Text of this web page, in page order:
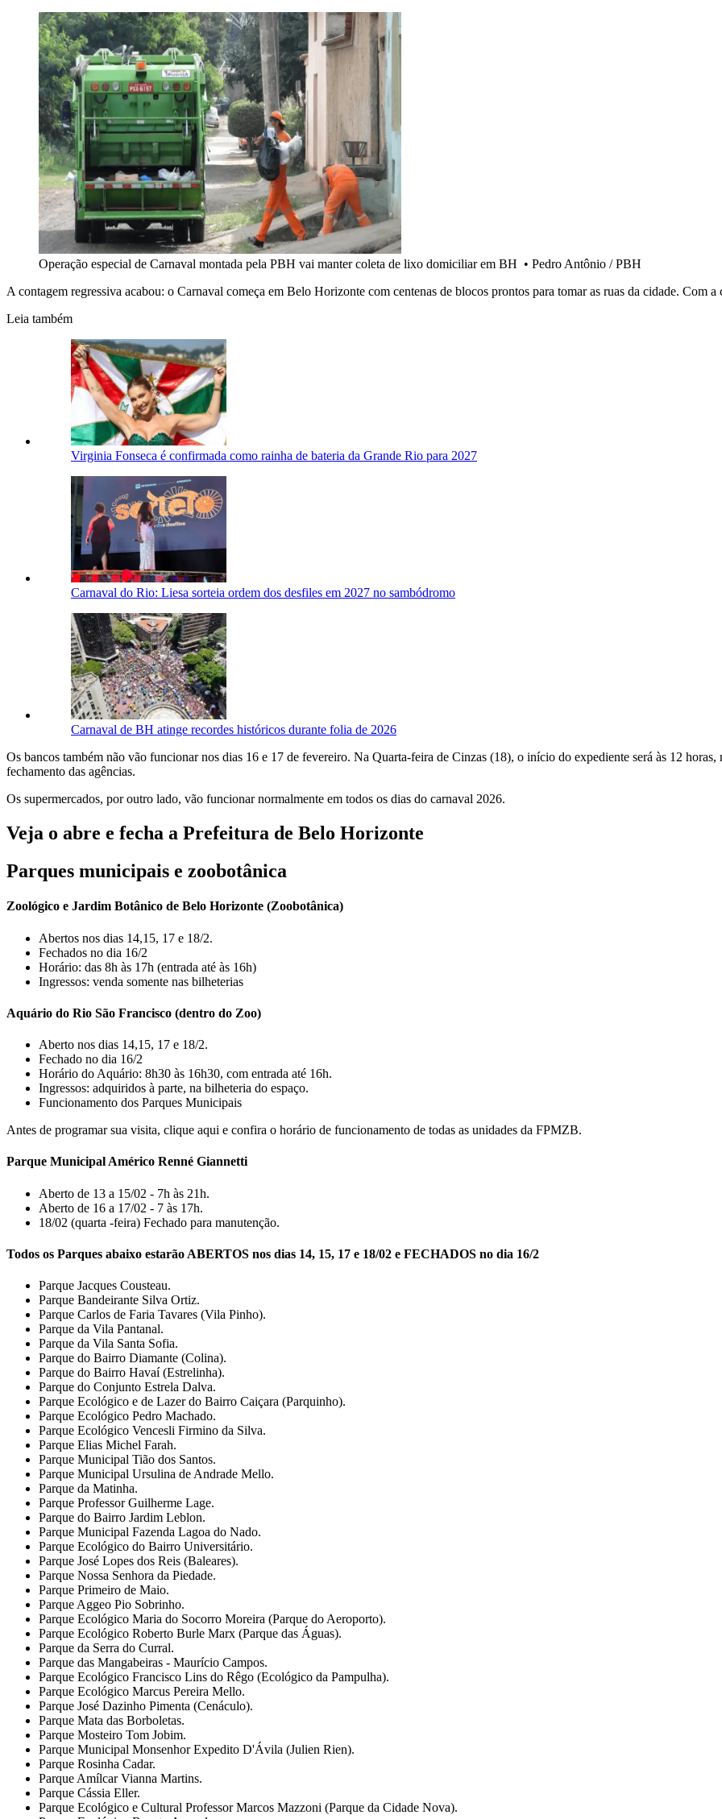
Operação especial de Carnaval montada pela PBH vai manter coleta de lixo domiciliar em BH • Pedro Antônio / PBH
A contagem regressiva acabou: o Carnaval começa em Belo Horizonte com centenas de blocos prontos para tomar as ruas da cidade. Com
Leia também
Virginia Fonseca é confirmada como rainha de bateria da Grande Rio para 2027
Carnaval do Rio: Liesa sorteia ordem dos desfiles em 2027 no sambódromo
Carnaval de BH atinge recordes históricos durante folia de 2026
Os bancos também não vão funcionar nos dias 16 e 17 de fevereiro. Na Quarta-feira de Cinzas (18), o início do expediente será às 12
fechamento das agências.
Os supermercados, por outro lado, vão funcionar normalmente em todos os dias do carnaval 2026.
Veja o abre e fecha a Prefeitura de Belo Horizonte
Parques municipais e zoobotânica
Zoológico e Jardim Botânico de Belo Horizonte (Zoobotânica)
Abertos nos dias 14,15, 17 e 18/2.
Fechados no dia 16/2
Horário: das 8h às 17h (entrada até às 16h)
Ingressos: venda somente nas bilheterias
Aquário do Rio São Francisco (dentro do Zoo)
Aberto nos dias 14,15, 17 e 18/2.
Fechado no dia 16/2
Horário do Aquário: 8h30 às 16h30, com entrada até 16h.
Ingressos: adquiridos à parte, na bilheteria do espaço.
Funcionamento dos Parques Municipais
Antes de programar sua visita, clique aqui e confira o horário de funcionamento de todas as unidades da FPMZB.
Parque Municipal Américo Renné Giannetti
Aberto de 13 a 15/02 - 7h às 21h.
Aberto de 16 a 17/02 - 7 às 17h.
18/02 (quarta -feira) Fechado para manutenção.
Todos os Parques abaixo estarão ABERTOS nos dias 14, 15, 17 e 18/02 e FECHADOS no dia 16/2
Parque Jacques Cousteau.
Parque Bandeirante Silva Ortiz.
Parque Carlos de Faria Tavares (Vila Pinho).
Parque da Vila Pantanal.
Parque da Vila Santa Sofia.
Parque do Bairro Diamante (Colina).
Parque do Bairro Havaí (Estrelinha).
Parque do Conjunto Estrela Dalva.
Parque Ecológico e de Lazer do Bairro Caiçara (Parquinho).
Parque Ecológico Pedro Machado.
Parque Ecológico Vencesli Firmino da Silva.
Parque Elias Michel Farah.
Parque Municipal Tião dos Santos.
Parque Municipal Ursulina de Andrade Mello.
Parque da Matinha.
Parque Professor Guilherme Lage.
Parque do Bairro Jardim Leblon.
Parque Municipal Fazenda Lagoa do Nado.
Parque Ecológico do Bairro Universitário.
Parque José Lopes dos Reis (Baleares).
Parque Nossa Senhora da Piedade.
Parque Primeiro de Maio.
Parque Aggeo Pio Sobrinho.
Parque Ecológico Maria do Socorro Moreira (Parque do Aeroporto).
Parque Ecológico Roberto Burle Marx (Parque das Águas).
Parque da Serra do Curral.
Parque das Mangabeiras - Maurício Campos.
Parque Ecológico Francisco Lins do Rêgo (Ecológico da Pampulha).
Parque Ecológico Marcus Pereira Mello.
Parque José Dazinho Pimenta (Cenáculo).
Parque Mata das Borboletas.
Parque Mosteiro Tom Jobim.
Parque Municipal Monsenhor Expedito D'Ávila (Julien Rien).
Parque Rosinha Cadar.
Parque Amílcar Vianna Martins.
Parque Cássia Eller.
Parque Ecológico e Cultural Professor Marcos Mazzoni (Parque da Cidade Nova).